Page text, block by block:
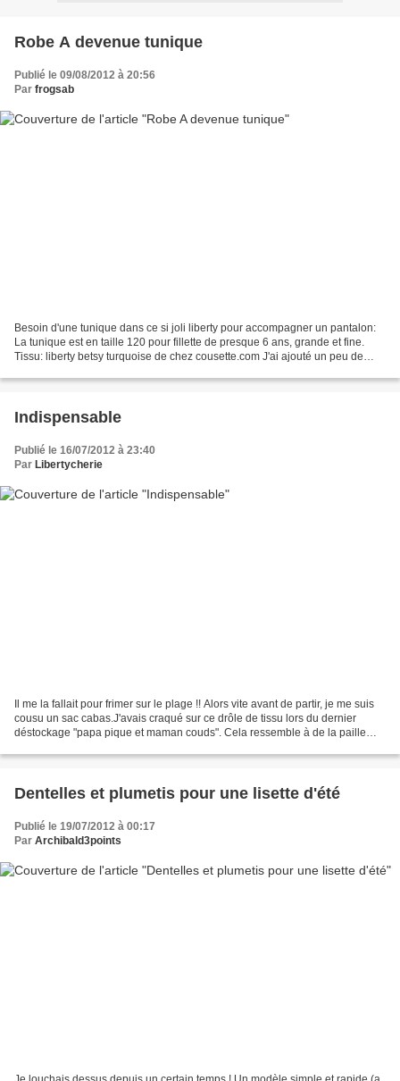
Robe A devenue tunique
Publié le 09/08/2012 à 20:56
Par frogsab
Besoin d'une tunique dans ce si joli liberty pour accompagner un pantalon:
La tunique est en taille 120 pour fillette de presque 6 ans, grande et fine.
Tissu: liberty betsy turquoise de chez cousette.com J'ai ajouté un peu de
Indispensable
Publié le 16/07/2012 à 23:40
Par Libertycherie
Il me la fallait pour frimer sur le plage !! Alors vite avant de partir, je me suis
cousu un sac cabas.J'avais craqué sur ce drôle de tissu lors du dernier
déstockage "papa pique et maman couds". Cela ressemble à de la paille
Dentelles et plumetis pour une lisette d'été
Publié le 19/07/2012 à 00:17
Par Archibald3points